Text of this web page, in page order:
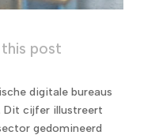
post
digitale bureaus
Dit cijfer illustreert
gedomineerd